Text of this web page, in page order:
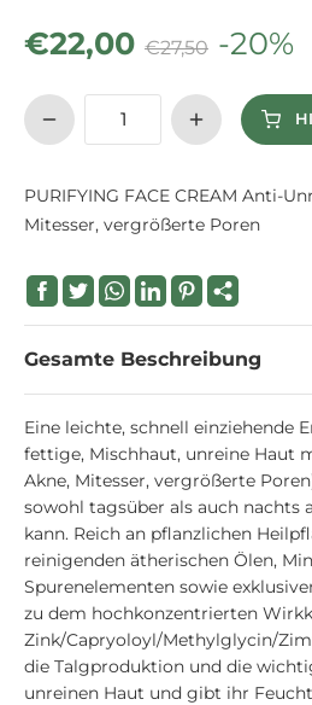
€22,00 €27,50 -20%
PURIFYING FACE CREAM Anti-
Mitesser, vergrößerte Poren
Gesamte Beschreibung
Eine leichte, schnell einziehende
fettige, Mischhaut, unreine Haut
Akne, Mitesser, vergrößerte
sowohl tagsüber als auch nachts
kann. Reich an pflanzlichen
reinigenden ätherischen Ölen,
Spurenelementen sowie
zu dem hochkonzentrierten
Zink/Capryoloyl/Methylglycin/
die Talgproduktion und die
unreinen Haut und gibt ihr